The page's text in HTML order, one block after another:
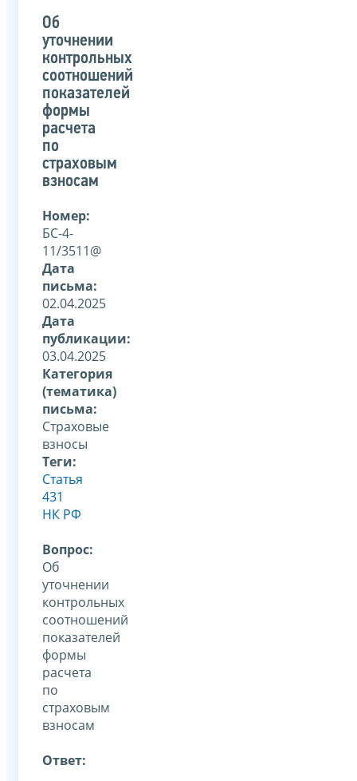
указанного
письма
Об
уточнении
контрольных
соотношений
показателей
формы
расчета
по
страховым
взносам
Номер:
БС-4-
11/3511@
Дата
письма:
02.04.2025
Дата
публикации:
03.04.2025
Категория
(тематика)
письма:
Страховые
взносы
Теги:
Статья
431
НК РФ
Вопрос:
Об
уточнении
контрольных
соотношений
показателей
формы
расчета
по
страховым
взносам
Ответ: